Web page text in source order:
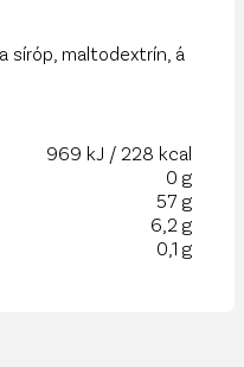
síróp, maltodextrín, á
969 kJ / 228 kcal
0 g
57 g
6,2 g
0,1 g